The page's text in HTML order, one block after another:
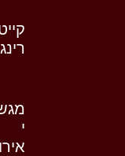
רינג
י
אירו